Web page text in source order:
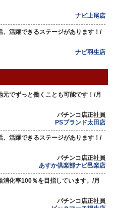
ナビ上尾店
、活躍できるステージがあります！/
ナビ羽生店
元でずっと働くことも可能です！/月
パチンコ店正社員
PSブランド太田店
、活躍できるステージがあります！/
パチンコ店正社員
あすか倶楽部ナビ邑楽店
消化率100％を目指しています。/月
パチンコ店正社員